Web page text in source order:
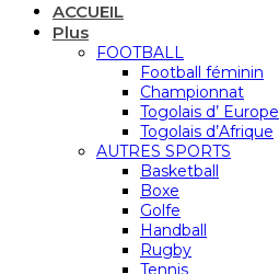
ACCUEIL
Plus
FOOTBALL
Football féminin
Championnat
Togolais d’ Europe
Togolais d’Afrique
AUTRES SPORTS
Basketball
Boxe
Golfe
Handball
Rugby
Tennis